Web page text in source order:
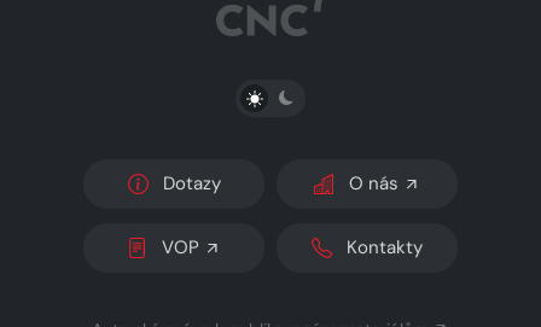
PŘEPNOUT SVĚTLÝ/TMAVÝ REŽIM
Dotazy O nás
VOP Kontakty